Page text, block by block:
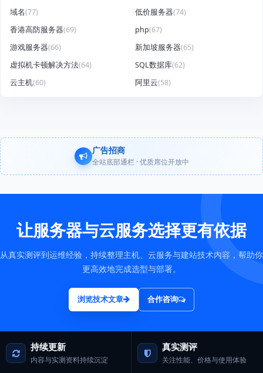
域名(77) 低价服务器(74)
香港高防服务器(69) php(67)
游戏服务器(66) 新加坡服务器(65)
虚拟机卡顿解决方法(64) SQL数据库(62)
云主机(60) 阿里云(58)
广告招商
全站底部通栏 · 优质席位开放中
让服务器与云服务选择更有依据
从真实测评到运维经验，持续整理主机、云服务与建站技术内容，帮助你
更高效地完成选型与部署。
浏览技术文章 合作咨询
持续更新
内容与实测资料持续沉淀
真实测评
关注性能、价格与使用体验